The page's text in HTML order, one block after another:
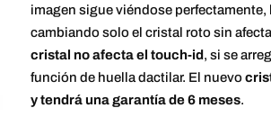
imagen sigue viéndose perfectamente,
cambiando solo el cristal roto sin
cristal no afecta el touch-id, si se
función de huella dactilar. El nuevo
y tendrá una garantía de 6 meses.